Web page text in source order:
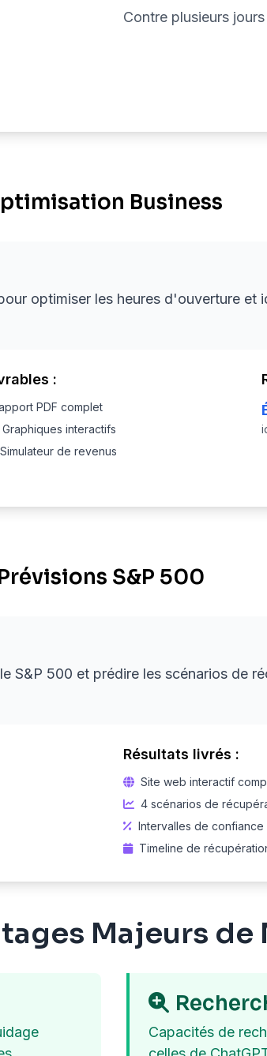
Contre plusieurs
Business
optimiser les heures d'ouverture et
:
PDF complet
Graphiques interactifs
Simulateur de revenus
S&P 500
S&P 500 et prédire les scénarios de
Résultats livrés :
Site web interactif
4 scénarios de
Intervalles de confiance
Timeline de
Majeurs de
Capacités de